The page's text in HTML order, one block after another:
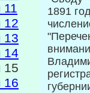
11
12
13
14
15
16
1891